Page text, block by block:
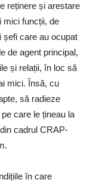
reținere și arestare
mici funcții, de
șefi care au ocupat
de agent principal,
și relații, în loc să
mici. Însă, cu
să radieze
care le țineau la
cadrul CRAP-
în care